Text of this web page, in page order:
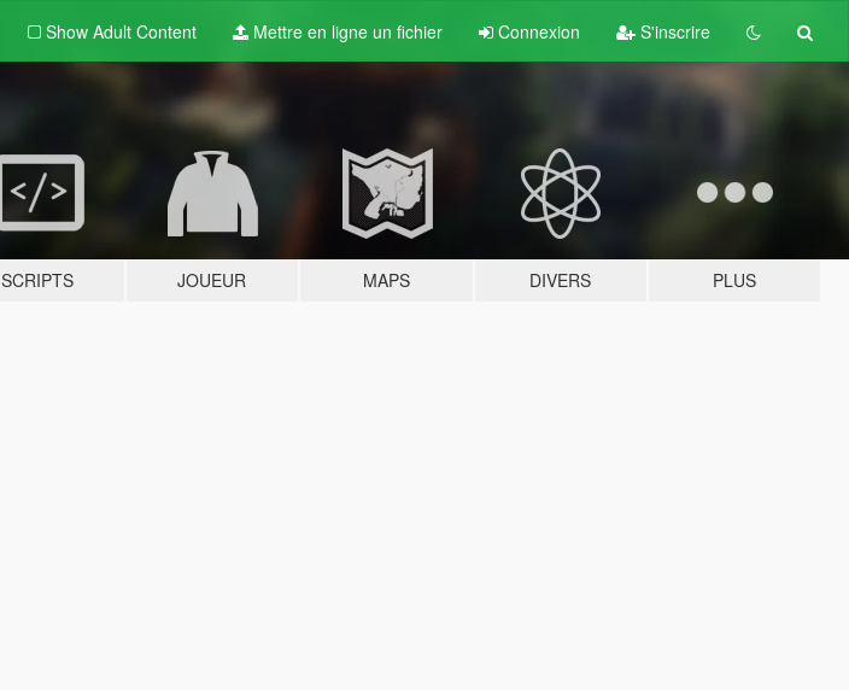
Show Adult Content Mettre en ligne un fichier Connexion S'inscrire
SCRIPTS JOUEUR MAPS DIVERS PLUS